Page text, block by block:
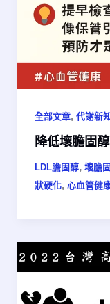
全部文章, 代謝新
降低壞膽固
LDL膽固醇, 壞膽
狀硬化, 心血管健